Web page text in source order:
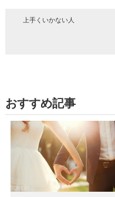
上手くいかない人
おすすめ記事